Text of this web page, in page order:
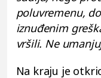
poluvremenu,
iznuđenim
vršili. Ne
Na kraju je